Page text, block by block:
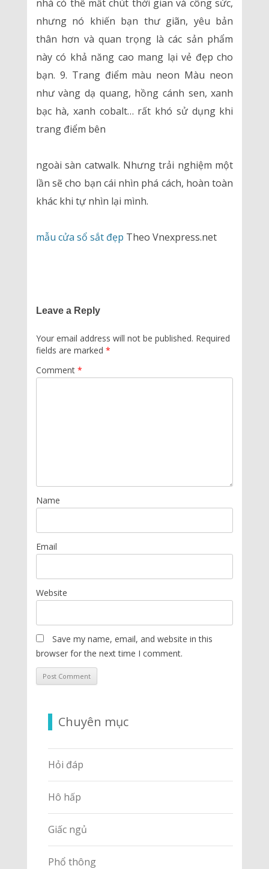
nhà có thể mất chút thời gian và công sức,
nhưng nó khiến bạn thư giãn, yêu bản
thân hơn và quan trọng là các sản phẩm
này có khả năng cao mang lại vẻ đẹp cho
bạn. 9. Trang điểm màu neon Màu neon
như vàng dạ quang, hồng cánh sen, xanh
bạc hà, xanh cobalt… rất khó sử dụng khi
trang điểm bên
ngoài sàn catwalk. Nhưng trải nghiệm một
lần sẽ cho bạn cái nhìn phá cách, hoàn toàn
khác khi tự nhìn lại mình.
mẫu cửa sổ sắt đẹp Theo Vnexpress.net
Leave a Reply
Your email address will not be published. Required
fields are marked *
Comment *
Name
Email
Website
Save my name, email, and website in this
browser for the next time I comment.
Chuyên mục
Hỏi đáp
Hô hấp
Giấc ngủ
Phổ thông